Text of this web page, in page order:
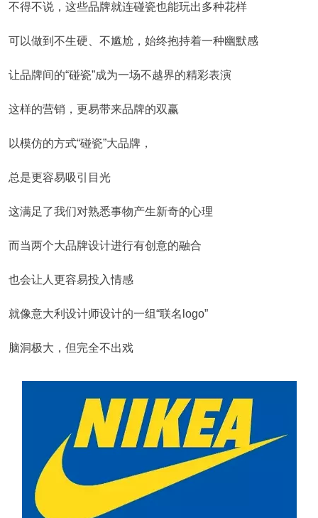
不得不说，这些品牌就连碰瓷也能玩出多种花样
可以做到不生硬、不尴尬，始终抱持着一种幽默感
让品牌间的“碰瓷”成为一场不越界的精彩表演
这样的营销，更易带来品牌的双赢
以模仿的方式“碰瓷”大品牌，
总是更容易吸引目光
这满足了我们对熟悉事物产生新奇的心理
而当两个大品牌设计进行有创意的融合
也会让人更容易投入情感
就像意大利设计师设计的一组“联名logo”
脑洞极大，但完全不出戏